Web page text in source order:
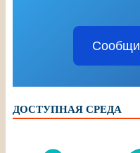
ДОСТУПНАЯ СРЕДА